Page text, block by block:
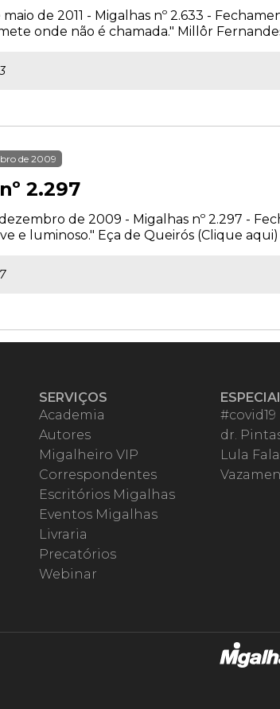
de 2011 - Migalhas nº 2.633 -
onde não é chamada." Millôr
de 2009
2.297
de 2009 - Migalhas nº 2.297 -
e luminoso." Eça de Queirós (Clique
SERVIÇOS
Academia
Autores
Migalheiro VIP
Correspondentes
Escritórios Migalhas
Eventos Migalhas
Livraria
Precatórios
Webinar
#covid19
dr.
Lula Fala